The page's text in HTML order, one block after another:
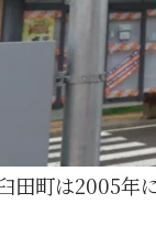
田町は2005年